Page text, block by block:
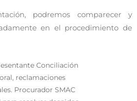
podremos comparecer y
en el procedimiento de